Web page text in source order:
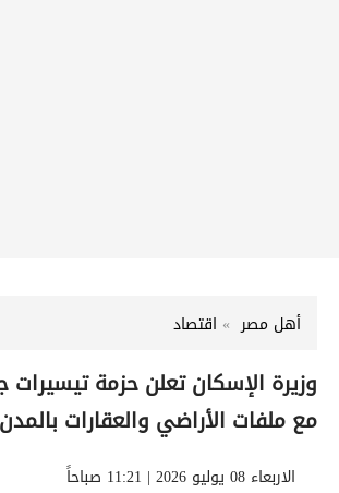
أهل مصر اقتصاد
وزيرة الإسكان تعلن حزمة تيسيرات
مع ملفات الأراضي والعقارات
الاربعاء 08 يوليو 2026 | 11:21 صباحاً